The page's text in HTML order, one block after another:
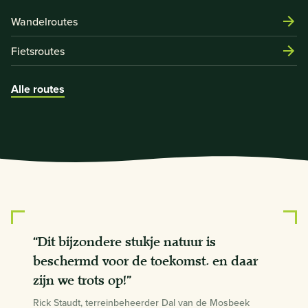
Wandelroutes
Fietsroutes
Alle routes
“Dit bijzondere stukje natuur is
beschermd voor de toekomst. en daar
zijn we trots op!”
Rick Staudt, terreinbeheerder Dal van de Mosbeek